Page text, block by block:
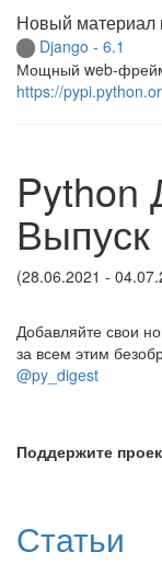
Новый материал
Django - 6.1
Мощный web-
https://
Python
Выпуск
(28.06.2021 -
Добавляйте свои
за всем этим
@py_digest
Поддержите
Статьи